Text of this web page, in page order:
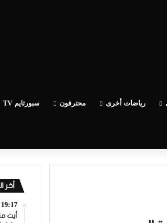
دابا حتى شي واحد ما بقا باغي يعاون”
رياضات أخرى محترفون سبورتايم TV
أخر
19:17 | 8 أبريل، 2026